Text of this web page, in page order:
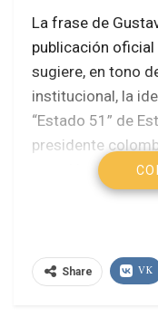
La frase de
publicación oficial
sugiere, en tono
institucional, la
“Estado 51” de
presidente
con el legado
reaccionó al trino
mostraba a
Share VK